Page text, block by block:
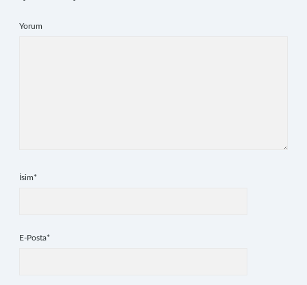
Yorum
İsim*
E-Posta*